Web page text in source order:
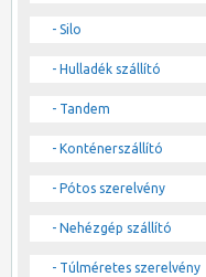
- Silo
- Hulladék szállító
- Tandem
- Konténerszállító
- Pótos szerelvény
- Nehézgép szállító
- Túlméretes szerelvény